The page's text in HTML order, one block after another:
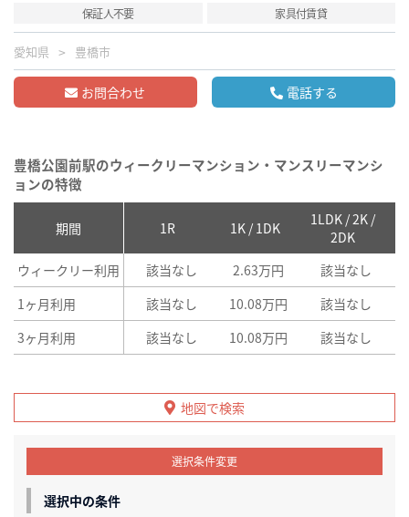
保証人不要
家具付賃貸
愛知県 豊橋市
お問合わせ 電話する
豊橋公園前駅のウィークリーマンション・マンスリーマンシ
ョンの特徴
期間 1R 1K / 1DK
1LDK / 2K /
2DK
ウィークリー利用 該当なし 2.63万円 該当なし
1ヶ月利用
該当なし 10.08万円 該当なし
3ヶ月利用
該当なし 10.08万円 該当なし
地図で検索
選択条件変更
選択中の条件